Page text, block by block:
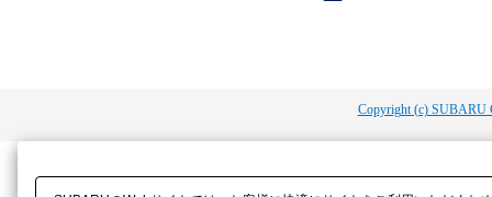
Copyright (c) SUBARU